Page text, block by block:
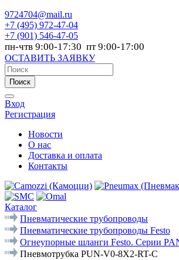
9724704@mail.ru
+7 (495) 972-47-04
+7 (901) 546-47-05
пн-чтв 9:00-17:30 пт 9:00-17:00
ОСТАВИТЬ ЗАЯВКУ
Поиск
Вход
Регистрация
Новости
О нас
Доставка и оплата
Контакты
Каталог
Пневматические трубопроводы
Пневматические трубопроводы Festo
Огнеупорные шланги Festo. Серии
Пневмотрубка PUN-V0-8X2-RT-C